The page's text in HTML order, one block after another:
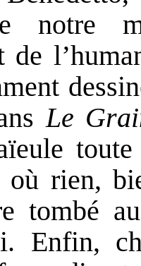
notre
de
Le
où rien,
tombé
Enfin,